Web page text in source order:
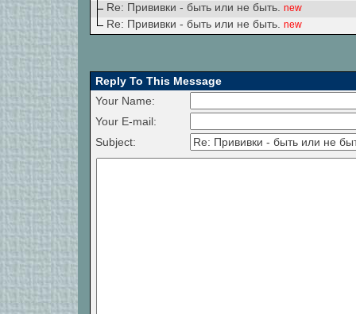
Re: Прививки - быть или не быть. new
Re: Прививки - быть или не быть. new
Reply To This Message
Your Name:
Your E-mail:
Subject: